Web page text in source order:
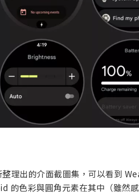
理出的介面截圖集，可以看到
的色彩與圓角元素在其中（雖然